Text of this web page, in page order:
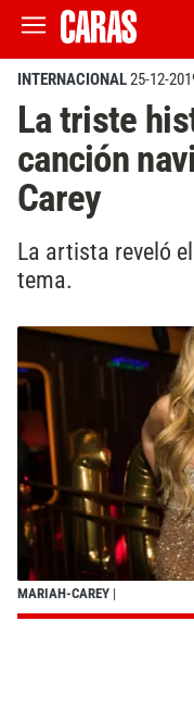
INTERNACIONAL25-12-
La triste
canción
Carey
La artista reveló
tema.
MARIAH-CAREY |